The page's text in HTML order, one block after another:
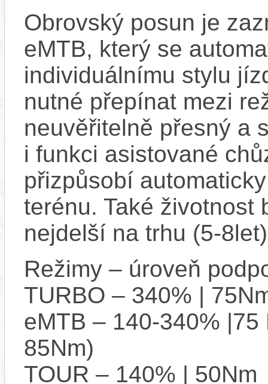
Obrovský posun je
eMTB, který se
individuálnímu stylu
nutné přepínat mezi
neuvěřitelně přesný a
i funkci asistované
přizpůsobí
terénu. Také životnost
nejdelší na trhu (5-
Režimy – úroveň
TURBO – 340% |
eMTB – 140-340%
85Nm)
TOUR – 140% | 50Nm